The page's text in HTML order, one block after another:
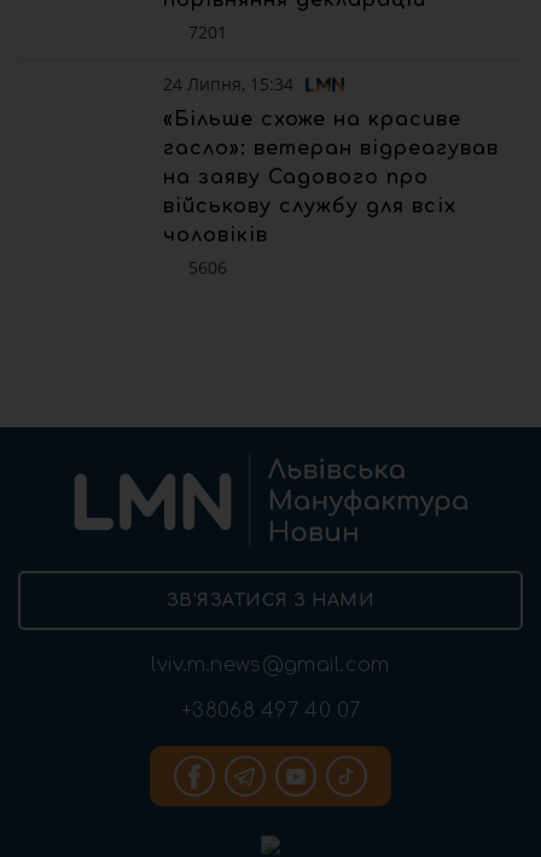
7201
24 Липня, 15:34
«Більше схоже на красиве
гасло»: ветеран відреагував
на заяву Садового про
військову службу для всіх
чоловіків
5606
ЗВ’ЯЗАТИСЯ З НАМИ
lviv.m.news@gmail.com
+38068 497 40 07